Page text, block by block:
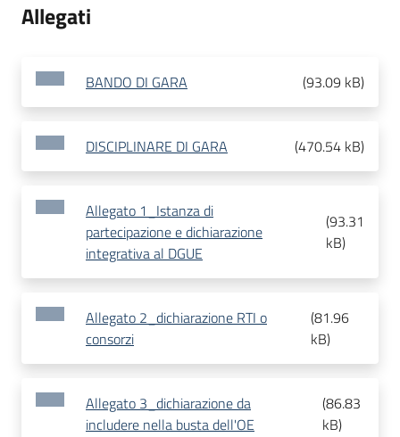
Allegati
BANDO DI GARA (93.09 kB)
DISCIPLINARE DI GARA (470.54 kB)
Allegato 1_Istanza di
partecipazione e dichiarazione
integrativa al DGUE
(93.31
kB)
Allegato 2_dichiarazione RTI o
consorzi
(81.96
kB)
Allegato 3_dichiarazione da
includere nella busta dell'OE
(86.83
kB)